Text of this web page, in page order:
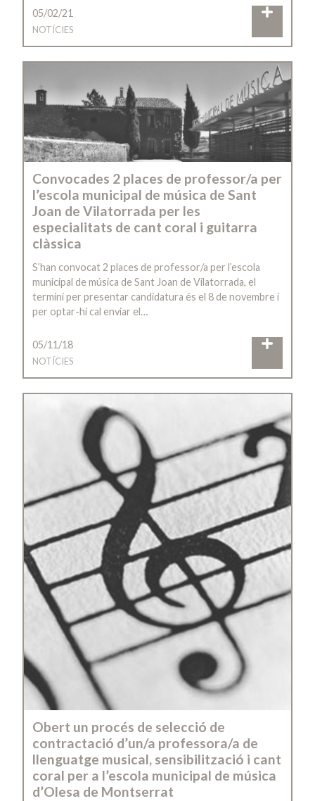
05/02/21
NOTÍCIES
Convocades 2 places de professor/a per
l’escola municipal de música de Sant
Joan de Vilatorrada per les
especialitats de cant coral i guitarra
clàssica
S’han convocat 2 places de professor/a per l’escola
municipal de música de Sant Joan de Vilatorrada, el
termini per presentar candidatura és el 8 de novembre i
per optar-hi cal enviar el…
05/11/18
NOTÍCIES
Obert un procés de selecció de
contractació d’un/a professora/a de
llenguatge musical, sensibilització i cant
coral per a l’escola municipal de música
d’Olesa de Montserrat